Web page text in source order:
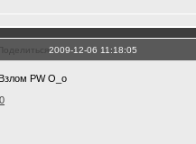
2009-12-06 11:18:05
Взлом PW О_о
0